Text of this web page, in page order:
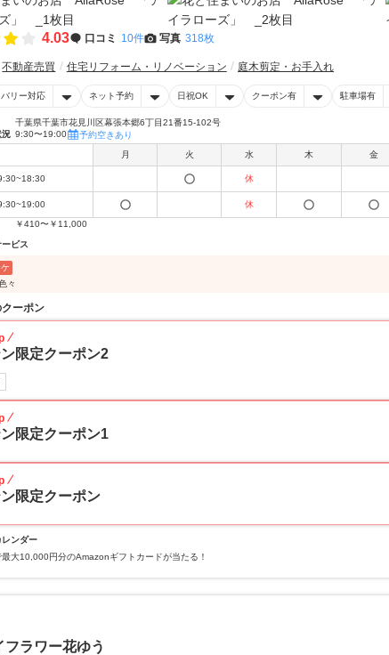
4.03 口コミ 10件 写真 318枚
不動産売買 住宅リフォーム・リノベーション 庭木剪定・お手入れ
リー対応 ネット予約 日祝OK クーポン有 駐車場有
千葉県千葉市花見川区幕張本郷6丁目21番15-102号
況 9:30〜19:00 予約空きあり
月 火 水 木 金
休
休
￥410〜￥11,000
ビス
々
ーポン
限定クーポン2
限定クーポン1
限定クーポン
ンダー
大10,000円分のAmazonギフトカードが当たる！
フラワー花ゆう